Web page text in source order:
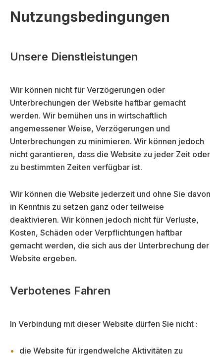
Nutzungsbedingungen
Unsere Dienstleistungen
Wir können nicht für Verzögerungen oder
Unterbrechungen der Website haftbar gemacht
werden. Wir bemühen uns in wirtschaftlich
angemessener Weise, Verzögerungen und
Unterbrechungen zu minimieren. Wir können jedoch
nicht garantieren, dass die Website zu jeder Zeit oder
zu bestimmten Zeiten verfügbar ist.
Wir können die Website jederzeit und ohne Sie davon
in Kenntnis zu setzen ganz oder teilweise
deaktivieren. Wir können jedoch nicht für Verluste,
Kosten, Schäden oder Verpflichtungen haftbar
gemacht werden, die sich aus der Unterbrechung der
Website ergeben.
Verbotenes Fahren
In Verbindung mit dieser Website dürfen Sie nicht :
die Website für irgendwelche Aktivitäten zu